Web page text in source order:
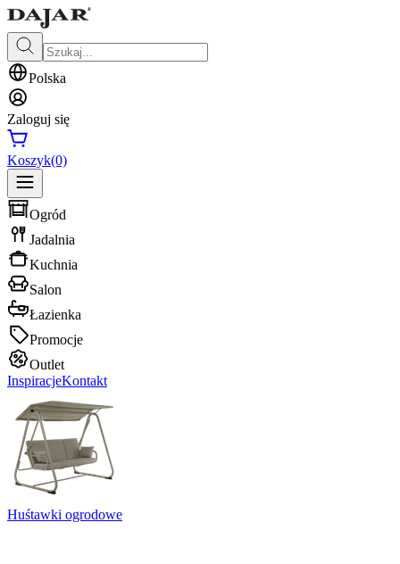
Polska
Zaloguj się
Koszyk(0)
Ogród
Jadalnia
Kuchnia
Salon
Łazienka
Promocje
Outlet
InspiracjeKontakt
Huśtawki ogrodowe